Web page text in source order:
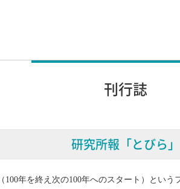
刊行誌
研究所報「とびら」
年を終え次の100年へのスタート）とい